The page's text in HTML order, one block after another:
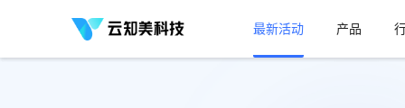
最新活动 产品